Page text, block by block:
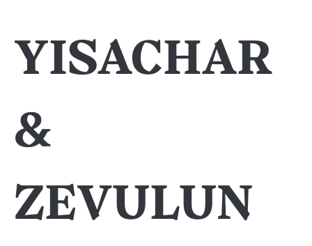
Yisachar
&
Zevulun